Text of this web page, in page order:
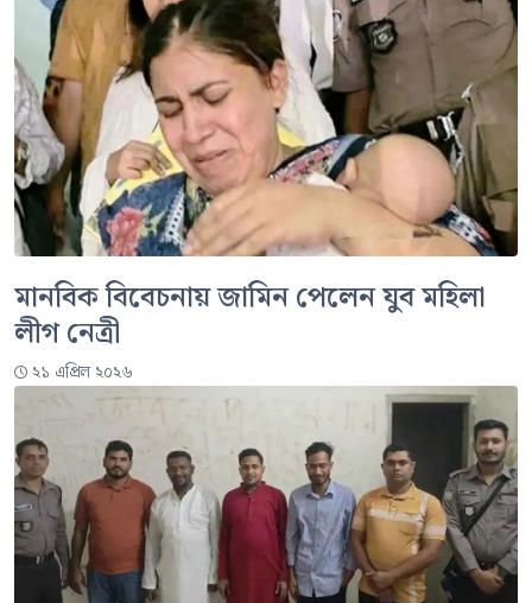
মানবিক বিবেচনায় জামিন পেলেন যুব মহিলা
লীগ নেত্রী
২১ এপ্রিল ২০২৬